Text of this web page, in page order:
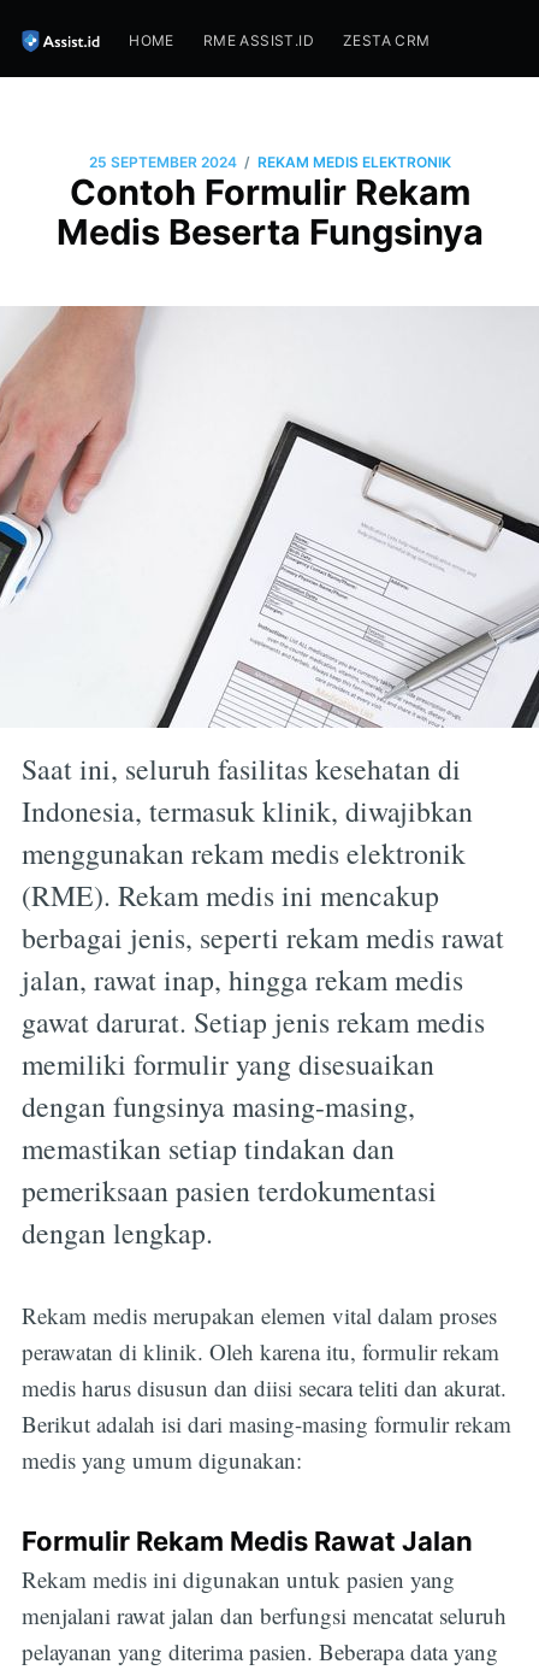
HOME RME ASSIST.ID ZESTA CRM
25 SEPTEMBER 2024 / REKAM MEDIS ELEKTRONIK
Contoh Formulir Rekam
Medis Beserta Fungsinya
Saat ini, seluruh fasilitas kesehatan di
Indonesia, termasuk klinik, diwajibkan
menggunakan rekam medis elektronik
(RME). Rekam medis ini mencakup
berbagai jenis, seperti rekam medis rawat
jalan, rawat inap, hingga rekam medis
gawat darurat. Setiap jenis rekam medis
memiliki formulir yang disesuaikan
dengan fungsinya masing-masing,
memastikan setiap tindakan dan
pemeriksaan pasien terdokumentasi
dengan lengkap.
Rekam medis merupakan elemen vital dalam proses
perawatan di klinik. Oleh karena itu, formulir rekam
medis harus disusun dan diisi secara teliti dan akurat.
Berikut adalah isi dari masing-masing formulir rekam
medis yang umum digunakan:
Formulir Rekam Medis Rawat Jalan
Rekam medis ini digunakan untuk pasien yang
menjalani rawat jalan dan berfungsi mencatat seluruh
pelayanan yang diterima pasien. Beberapa data yang